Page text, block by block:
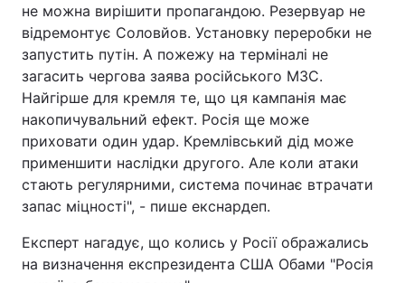
не можна вирішити пропагандою. Резервуар не
відремонтує Соловйов. Установку переробки не
запустить путін. А пожежу на терміналі не
загасить чергова заява російського МЗС.
Найгірше для кремля те, що ця кампанія має
накопичувальний ефект. Росія ще може
приховати один удар. Кремлівський дід може
применшити наслідки другого. Але коли атаки
стають регулярними, система починає втрачати
запас міцності", - пише екснардеп.
Експерт нагадує, що колись у Росії ображались
на визначення експрезидента США Обами "Росія